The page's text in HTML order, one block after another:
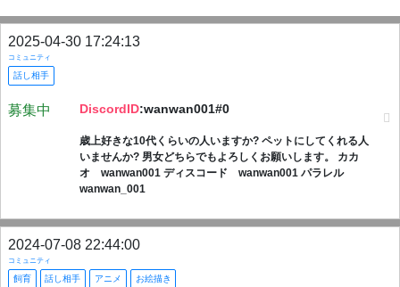
2025-04-30 17:24:13
コミュニティ
話し相手
募集中 DiscordID:wanwan001#0
歳上好きな10代くらいの人いますか? ペットにしてくれる人
いませんか? 男女どちらでもよろしくお願いします。 カカ
オ wanwan001 ディスコード wanwan001 パラレル
wanwan_001
2024-07-08 22:44:00
コミュニティ
飼育 話し相手 アニメ お絵描き